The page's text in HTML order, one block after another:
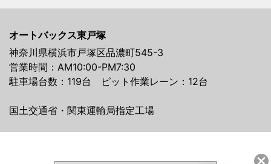
オートバックス東戸塚
神奈川県横浜市戸塚区品濃町545-3
営業時間：AM10:00-PM7:30
駐車場台数：119台 ピット作業レーン：12台
国土交通省・関東運輸局指定工場